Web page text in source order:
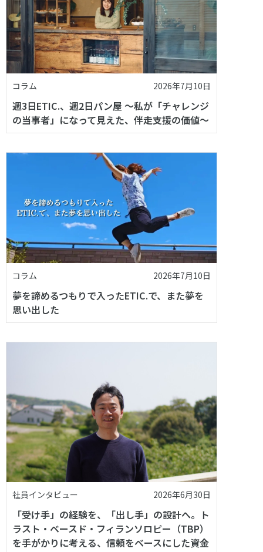
コラム 2026年7月10日
週3日ETIC.、週2日パン屋 〜私が「チャレンジ
の当事者」になって見えた、伴走支援の価値〜
コラム 2026年7月10日
夢を諦めるつもりで入ったETIC.で、また夢を
思い出した
社員インタビュー 2026年6月30日
「受け手」の経験を、「出し手」の設計へ。ト
ラスト・ベースド・フィランソロピー（TBP）
を手がかりに考える、信頼をベースにした資金